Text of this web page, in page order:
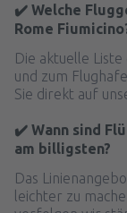
✔️ Welche
Rome
Die aktuelle
und zum
Sie direkt auf
✔️ Wann sind
am billigsten?
Das
leichter zu